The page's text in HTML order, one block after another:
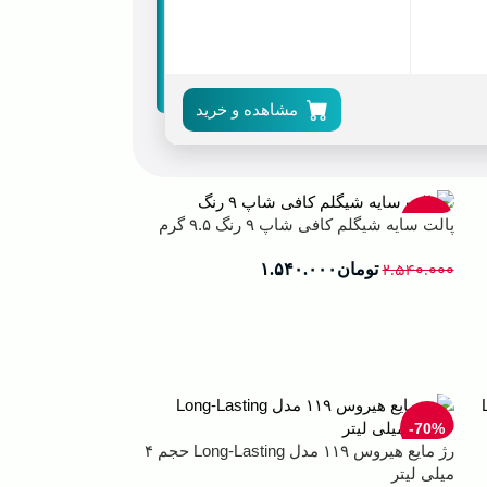
مشاهده و خرید
مشاهده و خرید
مشاهده و خرید
مشاهده و خرید
مشاهده و خرید
-39%
پالت سایه شیگلم کافی شاپ ۹ رنگ ۹.۵ گرم
۲.۵۴۰.۰۰۰ تومان ۱.۵۴۰.۰۰۰
-70%
رژ مایع هیروس ۱۱۹ مدل Long-Lasting حجم ۴
میلی لیتر